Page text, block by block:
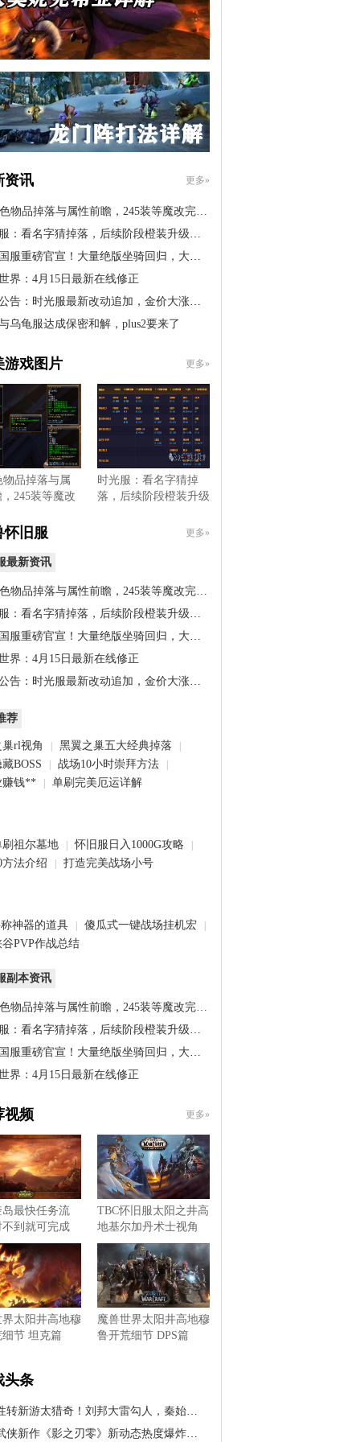
资讯 更多»
物品掉落与属性前瞻，245装等魔改完…
：看名字猜掉落，后续阶段橙装升级道…
服重磅官宣！大量绝版坐骑回归，大米…
界：4月15日最新在线修正
告：时光服最新改动追加，金价大涨！…
乌龟服达成保密和解，plus2要来了
游戏图片 更多»
物品掉落与属
245装等魔改
时光服：看名字猜掉
落，后续阶段橙装升级
怀旧服 更多»
最新资讯
物品掉落与属性前瞻，245装等魔改完…
：看名字猜掉落，后续阶段橙装升级道…
服重磅官宣！大量绝版坐骑回归，大米…
界：4月15日最新在线修正
告：时光服最新改动追加，金价大涨！…
荐
rl视角 黑翼之巢五大经典掉落
BOSS 战场10小时崇拜方法
赚钱** 单刷完美厄运详解
祖尔墓地 怀旧服日入1000G攻略
方法介绍 打造完美战场小号
神器的道具 傻瓜式一键战场挂机宏
PVP作战总结
副本资讯
物品掉落与属性前瞻，245装等魔改完…
：看名字猜掉落，后续阶段橙装升级道…
服重磅官宣！大量绝版坐骑回归，大米…
界：4月15日最新在线修正
视频 更多»
最快任务流
到就可完成
TBC怀旧服太阳之井高
地基尔加丹术士视角
太阳井高地穆
节 坦克篇
魔兽世界太阳井高地穆
鲁开荒细节 DPS篇
头条
新游太猎奇！刘邦大雷勾人，秦始皇变风骚美女
新作《影之刃零》新动态热度爆炸！老外抢着送钱